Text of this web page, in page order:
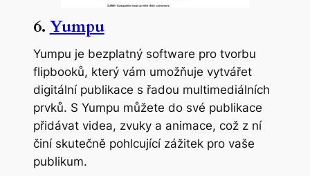
6. Yumpu
Yumpu je bezplatný software pro tvorbu
flipbooků, který vám umožňuje vytvářet
digitální publikace s řadou multimediálních
prvků. S Yumpu můžete do své publikace
přidávat videa, zvuky a animace, což z ní
činí skutečně pohlcující zážitek pro vaše
publikum.